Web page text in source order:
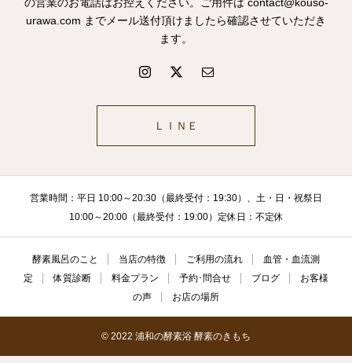
urawa.com までメール送付頂けましたら確認させていただき
ます。
ＬＩＮＥ
営業時間：平日 10:00～20:30（最終受付：19:30）、土・日・祝祭日
10:00～20:00（最終受付：19:00）定休日：不定休
酵素風呂のこと 当店の特徴 ご利用の流れ
血管・血流測
定
体質診断 料金プラン 予約･問合せ ブログ
お客様
の声
お店の場所
© 2022 浦和の酵素浴 酵素のきもち